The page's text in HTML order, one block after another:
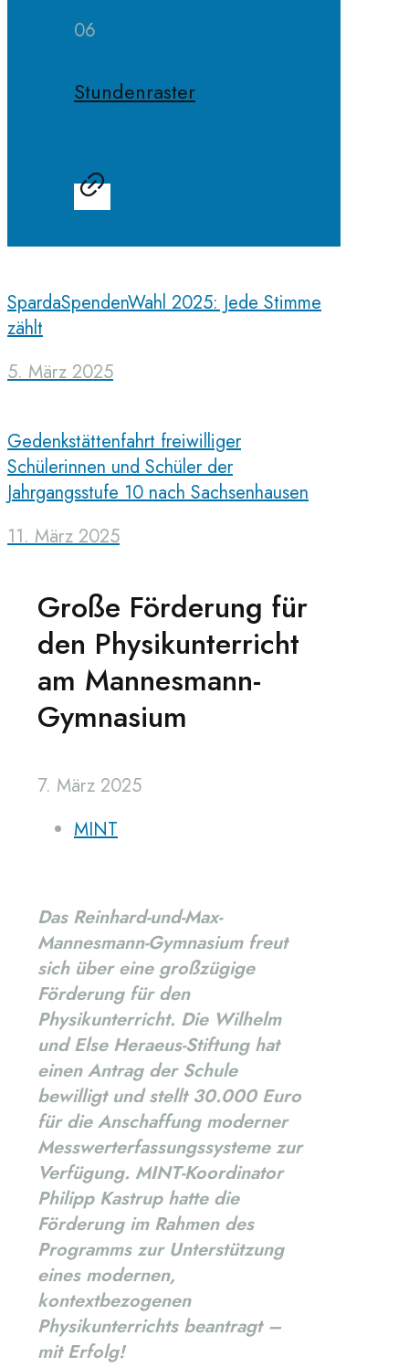
06
Stundenraster
SpardaSpendenWahl 2025: Jede Stimme
zählt
5. März 2025
Gedenkstättenfahrt freiwilliger
Schülerinnen und Schüler der
Jahrgangsstufe 10 nach Sachsenhausen
11. März 2025
Große Förderung für
den Physikunterricht
am Mannesmann-
Gymnasium
7. März 2025
MINT
Das Reinhard-und-Max-
Mannesmann-Gymnasium freut
sich über eine großzügige
Förderung für den
Physikunterricht. Die Wilhelm
und Else Heraeus-Stiftung hat
einen Antrag der Schule
bewilligt und stellt 30.000 Euro
für die Anschaffung moderner
Messwerterfassungssysteme zur
Verfügung. MINT-Koordinator
Philipp Kastrup hatte die
Förderung im Rahmen des
Programms zur Unterstützung
eines modernen,
kontextbezogenen
Physikunterrichts beantragt –
mit Erfolg!